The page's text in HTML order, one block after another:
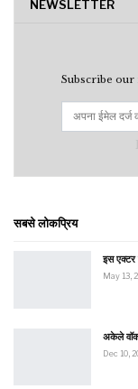
NEWSLETTER
Subscribe our
सबसे लोकप्रिय
इस
May 13,
अकेले
Dec 10,